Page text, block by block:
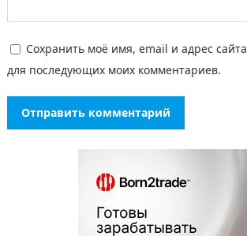
Сохранить моё имя, email и адрес
для последующих моих комментариев.